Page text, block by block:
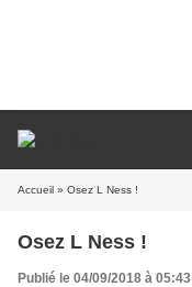
Accueil » Osez L Ness !
Osez L Ness !
Publié le 04/09/2018 à 05:43